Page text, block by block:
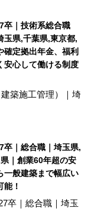
卒｜技術系総合職
玉県,千葉県,東京都,
確定拠出年金、福利
安心して働ける制度
築施工管理）｜埼
卒｜総合職｜埼玉県,
｜創業60年超の安
一般建築まで幅広い
能！
卒｜総合職｜埼玉